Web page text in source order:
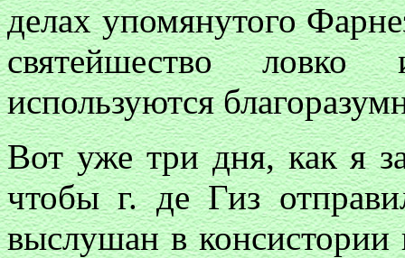
делах упомянутого
святейшество
используются
Вот уже три дня, как я
чтобы г. де Гиз
выслушан в консистории